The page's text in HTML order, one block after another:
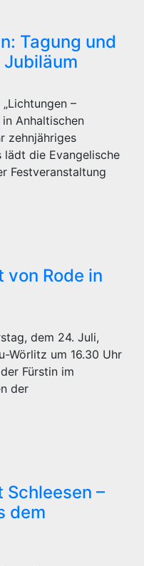
Tagung und
–
Anhaltischen
zehnjähriges
lädt die Evangelische
Festveranstaltung
von Rode in
dem 24. Juli,
Wörlitz um 16.30 Uhr
Fürstin im
der
Schleesen –
dem